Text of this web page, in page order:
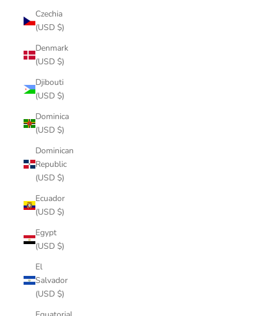
Czechia
(USD $)
Denmark
(USD $)
Djibouti
(USD $)
Dominica
(USD $)
Dominican
Republic
(USD $)
Ecuador
(USD $)
Egypt
(USD $)
El
Salvador
(USD $)